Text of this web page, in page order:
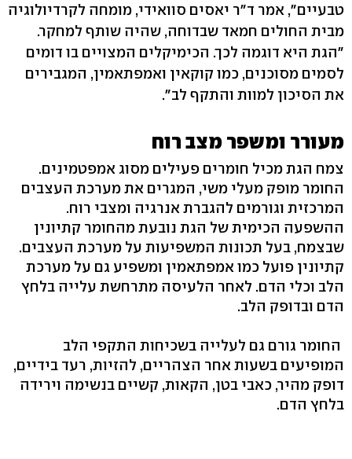
טבעיים", אמר ד"ר יאסים סוואידי, מומחה לקרדיולוגיה
מבית החולים חמאד שבדוחה, שהיה שותף למחקר.
"הגת היא דוגמה לכך. הכימיקלים המצויים בו דומים
לסמים מסוכנים, כמו קוקאין ואמפתאמין, המגבירים
את הסיכון למוות והתקף לב".
מעורר ומשפר מצב רוח
צמח הגת מכיל חומרים פעילים מסוג אמפטמינים.
החומר מופק מעלי משי, המגרים את מערכת העצבים
המרכזית וגורמים להגברת אנרגיה ומצבי רוח.
ההשפעה הכימית של הגת נובעת מהחומר קתיונין
שבצמח, בעל תכונות המשפיעות על מערכת העצבים.
קתיונין פועל כמו אמפתאמין ומשפיע גם על מערכת
הלב וכלי הדם. לאחר הלעיסה מתרחשת עלייה בלחץ
הדם ובדופק הלב.
החומר גורם גם לעלייה בשכיחות התקפי הלב
המופיעים בשעות אחר הצהריים, להזיות, רעד בידיים,
דופק מהיר, כאבי בטן, הקאות, קשיים בנשימה וירידה
בלחץ הדם.